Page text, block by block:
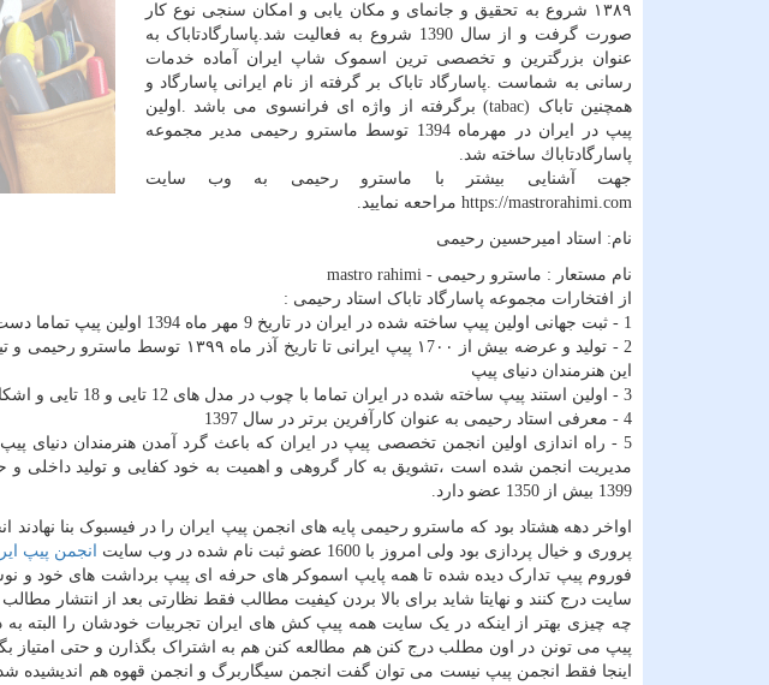
١٣٨٩ شروع به تحقیق و جانمای و مکان یابی و امکان سنجی نوع کار
صورت گرفت و از سال 1390 شروع به فعالیت شد.پاسارگادتاباک به
عنوان بزرگترین و تخصصی ترین اسموک شاپ ایران آماده خدمات
رسانی به شماست .پاسارگاد تاباک بر گرفته از نام ایرانی پاسارگاد و
همچنین تاباک (tabac) برگرفته از واژه ای فرانسوی می باشد .اولين
پيپ در ايران در مهرماه 1394 توسط ماسترو رحیمی مدیر مجموعه
پاسارگادتاباك ساخته شد.
جهت آشنایی بیشتر با ماسترو رحیمی به وب سایت
https://mastrorahimi.com مراحعه نمایید.
نام: استاد اميرحسين رحيمى
نام مستعار : ماسترو رحیمی - mastro rahimi
از افتخارات مجموعه پاسارگاد تاباک استاد رحیمی :
1 - ثبت جهانی اولین پیپ ساخته شده در ايران در تاریخ 9 مهر ماه 1394 اولین پیپ تماما دست ساز با برایر و متریال ایتالیایی با هنر ایرانی
2 - تولید و عرضه بیش از ۱7۰۰ پیپ ایرانی تا
این هنرمندان دنیای پیپ
3 - اولین استند پیپ ساخته شده در ایران تماما با چوب در مدل های 12 تایی و 18 تايی و اشكال مختلف هنری
4 - معرفی استاد رحیمی به عنوان کارآفرین برتر در سال 1397
مدیریت انجمن شده است ،تشويق به كار گروهی و اهميت به خود كفايی و توليد داخلی و
1399 بیش از 1350 عضو دارد.
اواخر دهه هشتاد بود که ماسترو رحیمی پایه های انجمن پیپ ایران را در فیسبوک بنا
پروری و خیال پردازی بود ولی امروز با 1600 عضو ثبت نام شده در وب سایت
انجمن پیپ
فوروم پیپ تدارک دیده شده تا همه پایپ اسموکر های حرفه ای پیپ برداشت های خود و
سایت درج کنند و نهایتا شاید برای بالا بردن کیفیت مطالب فقط نظارتی بعد از انتشار
چه چیزی بهتر از اینکه در یک سایت همه پیپ کش های ایران تجربیات خودشان را البته
پیپ می تونن در اون مطلب درج کنن هم مطالعه کنن هم به اشتراک بگذارن و حتی امتیاز
اینجا فقط انجمن پیپ نیست می توان گفت انجمن سیگاربرگ و انجمن قهوه هم